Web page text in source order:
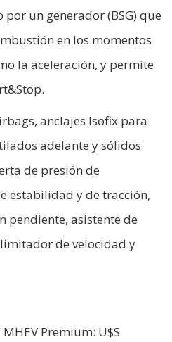
un generador (BSG) que
en los momentos
la aceleración, y permite
anclajes Isofix para
adelante y sólidos
de presión de
estabilidad y de tracción,
pendiente, asistente de
de velocidad y
Premium: U$S